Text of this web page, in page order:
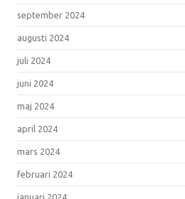
september 2024
augusti 2024
juli 2024
juni 2024
maj 2024
april 2024
mars 2024
februari 2024
januari 2024